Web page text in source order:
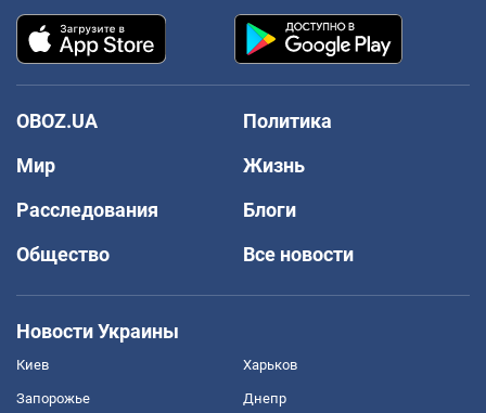
OBOZ.UA
Политика
Мир
Жизнь
Расследования
Блоги
Общество
Все новости
Новости Украины
Киев Харьков
Запорожье Днепр